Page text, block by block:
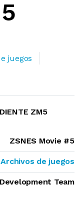
juegos
ZM5
ZSNES Movie #5
Archivos de juegos
Team